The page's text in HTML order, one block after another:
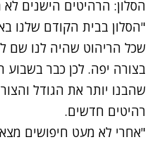
הסלון: הרהיטים הישנים לא
"הסלון בבית הקודם שלנו
שכל הריהוט שהיה לנו
בצורה יפה. לכן כבר
שהבנו יותר את הגודל
רהיטים חדשים.
"אחרי לא מעט חיפושים